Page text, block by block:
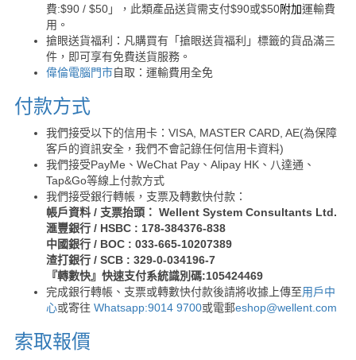
費:$90 / $50」，此類產品送貨需支付$90或$50附加運輸費
用。
搶眼送貨福利：凡購買有「搶眼送貨福利」標籤的貨品滿三
件，即可享有免費送貨服務。
偉倫電腦門市自取：運輸費用全免
付款方式
我們接受以下的信用卡：VISA, MASTER CARD, AE(為保障
客戶的資訊安全，我們不會記錄任何信用卡資料)
我們接受PayMe、WeChat Pay、Alipay HK、八達通、
Tap&Go等線上付款方式
我們接受銀行轉帳，支票及轉數快付款：
帳戶資料 / 支票抬頭： Wellent System Consultants Ltd.
滙豐銀行 / HSBC : 178-384376-838
中國銀行 / BOC : 033-665-10207389
渣打銀行 / SCB : 329-0-034196-7
『轉數快』快速支付系統識別碼:105424469
完成銀行轉帳、支票或轉數快付款後請將收據上傳至用戶中
心或寄往 Whatsapp:9014 9700或電郵eshop@wellent.com
索取報價